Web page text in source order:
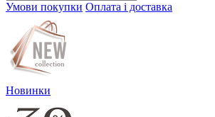
Умови покупки Оплата і доставка
Новинки